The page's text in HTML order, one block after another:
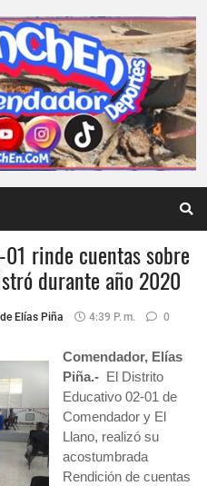
rinde cuentas sobre
durante año 2020
Elías Piña 4:39 P. M. 0
Comendador, Elías
Piña.- El Distrito
Educativo 02-01 de
Comendador y El
Llano, realizó su
acostumbrada
Rendición de cuentas